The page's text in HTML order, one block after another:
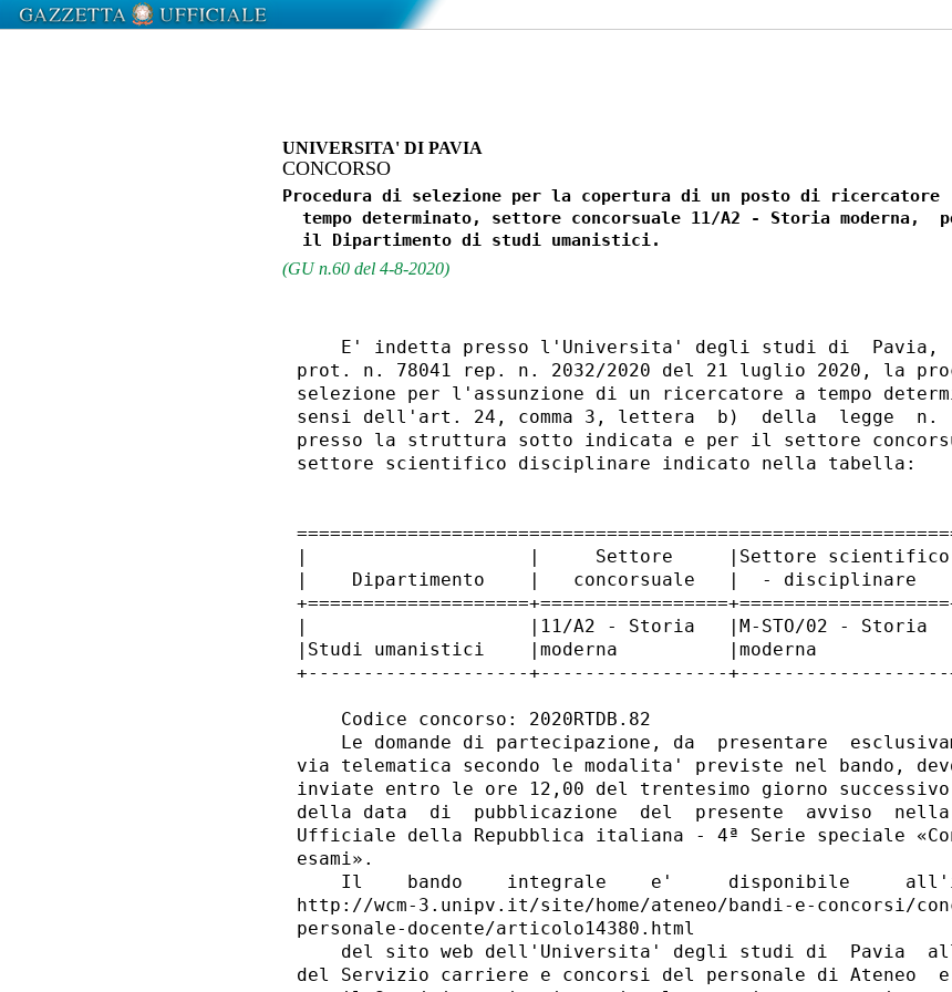
UNIVERSITA' DI PAVIA
CONCORSO
Procedura di selezione per la copertura di un posto di ricercatore
tempo determinato, settore concorsuale 11/A2 - Storia moderna,
(GU n.60 del 4-8-2020)
E' indetta presso l'Universita' degli studi di  Pavia,
prot. n. 78041 rep. n. 2032/2020 del 21 luglio 2020, la
selezione per l'assunzione di un ricercatore a tempo
sensi dell'art. 24, comma 3, lettera  b)  della  legge  n.
presso la struttura sotto indicata e per il settore
settore scientifico disciplinare indicato nella tabella:
|                    |     Settore     |Settore
|    Dipartimento    |   concorsuale   |  - disciplinare
|                    |11/A2 - Storia   |M-STO/02 -
|Studi umanistici    |moderna          |moderna
+--------------------+-----------------+-------------------
    Codice concorso: 2020RTDB.82
Le domande di partecipazione, da  presentare
via telematica secondo le modalita' previste nel bando,
inviate entro le ore 12,00 del trentesimo giorno
della data  di  pubblicazione  del  presente  avviso  nella
Ufficiale della Repubblica italiana - 4ª Serie speciale
esami».
Il    bando    integrale    e'     disponibile
http://wcm-3.unipv.it/site/home/ateneo/bandi-e-concorsi/
personale-docente/articolo14380.html
del sito web dell'Universita' degli studi di  Pavia
del Servizio carriere e concorsi del personale di Ateneo